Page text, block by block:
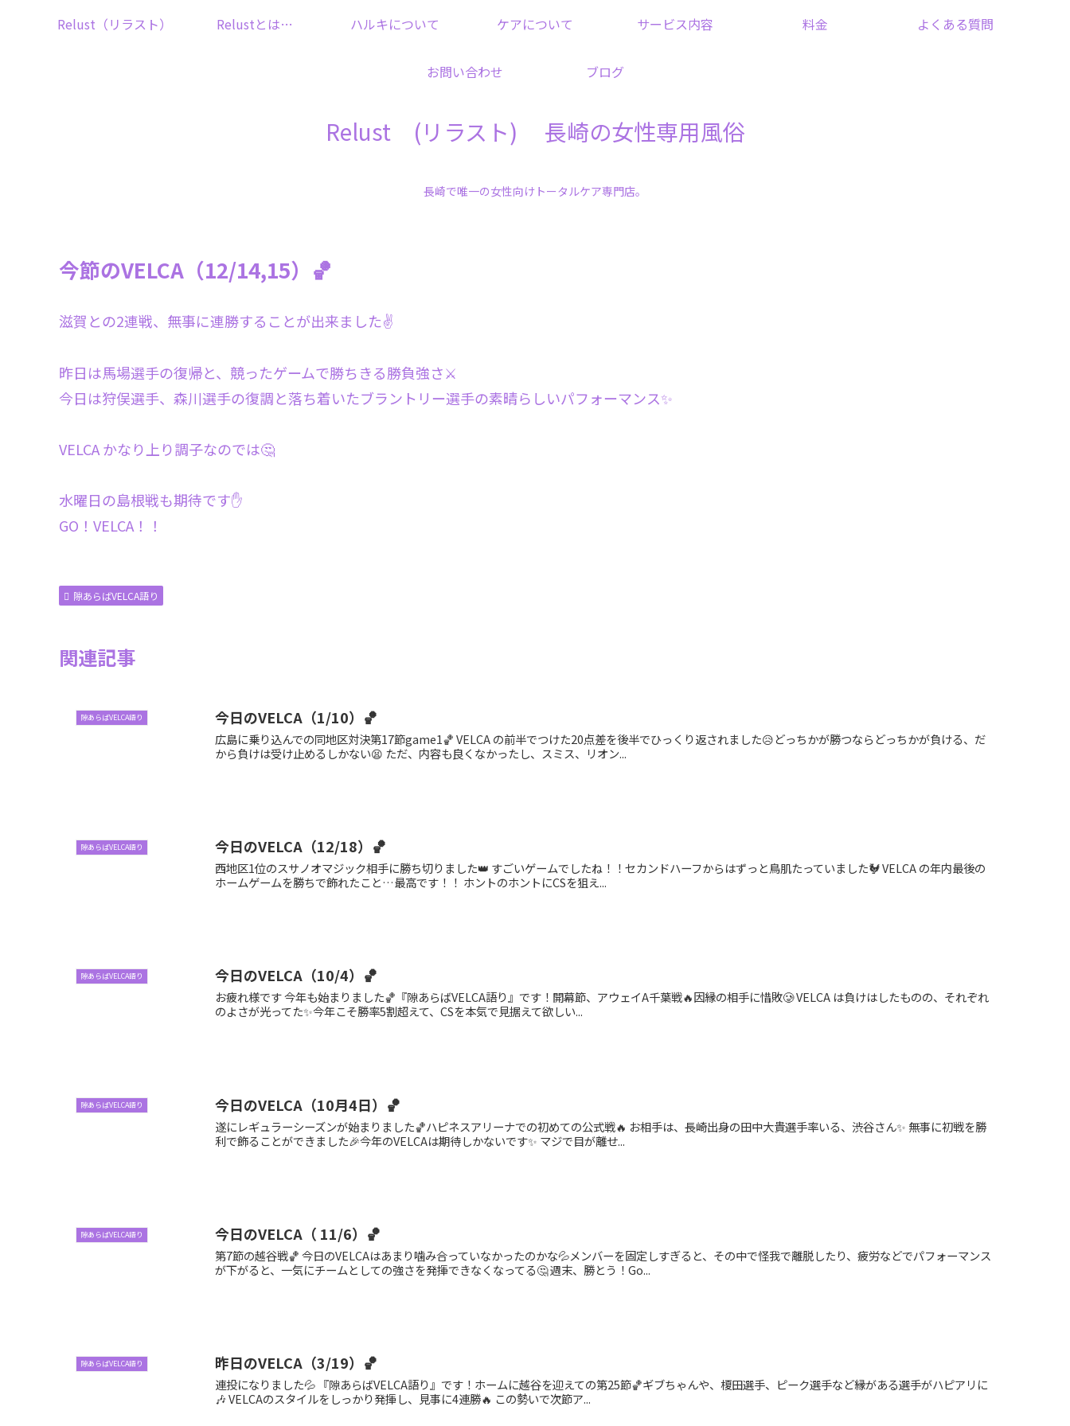
Relust (リラスト) 長崎の女性専用風俗
長崎で唯一の女性向けトータルケア専門店。
Relust（リラスト） Relustとは… ハルキについて ケアについて サービス内容 料金 よくある質問
お問い合わせ ブログ
今節のVELCA（12/14,15）🏀
滋賀との2連戦、無事に連勝することが出来ました✌️
昨日は馬場選手の復帰と、競ったゲームで勝ちきる勝負強さ⚔️
今日は狩俣選手、森川選手の復調と落ち着いたブラントリー選手の素晴らしいパフォーマンス✨
VELCA かなり上り調子なのでは🤔
水曜日の島根戦も期待です✋
GO！VELCA！！
隙あらばVELCA語り
関連記事
隙あらばVELCA語り 今日のVELCA（1/10）🏀
広島に乗り込んでの同地区対決第17節game1🏀 VELCA の前半でつけた20点差を後半でひっくり返されました😥どっちかが勝つならどっちかが負ける、だ
から負けは受け止めるしかない😫 ただ、内容も良くなかったし、スミス、リオン...
隙あらばVELCA語り 今日のVELCA（12/18）🏀
西地区1位のスサノオマジック相手に勝ち切りました👑 すごいゲームでしたね！！セカンドハーフからはずっと鳥肌たっていました🐓 VELCA の年内最後の
ホームゲームを勝ちで飾れたこと…最高です！！ ホントのホントにCSを狙え...
隙あらばVELCA語り 今日のVELCA（10/4）🏀
お疲れ様です 今年も始まりました🏀『隙あらばVELCA語り』です！開幕節、アウェイA千葉戦🔥因縁の相手に惜敗🥲︎ VELCA は負けはしたものの、それぞれ
のよさが光ってた✨今年こそ勝率5割超えて、CSを本気で見据えて欲しい︎︎...
隙あらばVELCA語り 今日のVELCA（10月4日）🏀
遂にレギュラーシーズンが始まりました🏀ハピネスアリーナでの初めての公式戦🔥 お相手は、長崎出身の田中大貴選手率いる、渋谷さん✨ 無事に初戦を勝
利で飾ることができました🎉今年のVELCAは期待しかないです✨ マジで目が離せ...
隙あらばVELCA語り 今日のVELCA（ 11/6）🏀
第7節の越谷戦🏀 今日のVELCAはあまり噛み合っていなかったのかな💦メンバーを固定しすぎると、その中で怪我で離脱したり、疲労などでパフォーマンス
が下がると、一気にチームとしての強さを発揮できなくなってる🤔 週末、勝とう！Go...
隙あらばVELCA語り 昨日のVELCA（3/19）🏀
連投になりました💦 『隙あらばVELCA語り』です！ホームに越谷を迎えての第25節🏀ギブちゃんや、榎田選手、ピーク選手など縁がある選手がハピアリに
🎶 VELCAのスタイルをしっかり発揮し、見事に4連勝🔥 この勢いで次節ア...